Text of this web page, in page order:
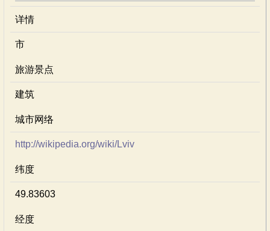
详情
市
旅游景点
建筑
城市网络
http://wikipedia.org/wiki/Lviv
纬度
49.83603
经度